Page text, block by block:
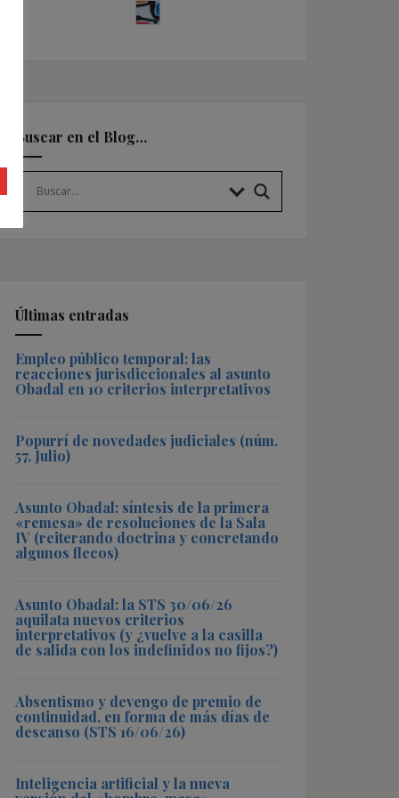
Buscar en el Blog…
Últimas entradas
Empleo público temporal: las
reacciones jurisdiccionales al asunto
Obadal en 10 criterios interpretativos
Popurrí de novedades judiciales (núm.
57, Julio)
Asunto Obadal: síntesis de la primera
«remesa» de resoluciones de la Sala
IV (reiterando doctrina y concretando
algunos flecos)
Asunto Obadal: la STS 30/06/26
aquilata nuevos criterios
interpretativos (y ¿vuelve a la casilla
de salida con los indefinidos no fijos?)
Absentismo y devengo de premio de
continuidad, en forma de más días de
descanso (STS 16/06/26)
Inteligencia artificial y la nueva